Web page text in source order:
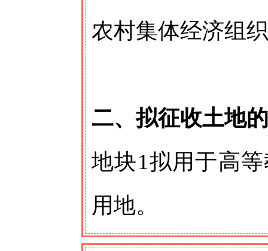
农村集体经济组
二、拟征收土地
地块1拟用于高
用地。